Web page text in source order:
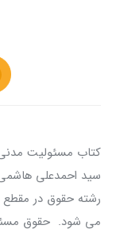
کتاب مسئولیت
سید احمدعلی هاشمی
می شود. حقوق